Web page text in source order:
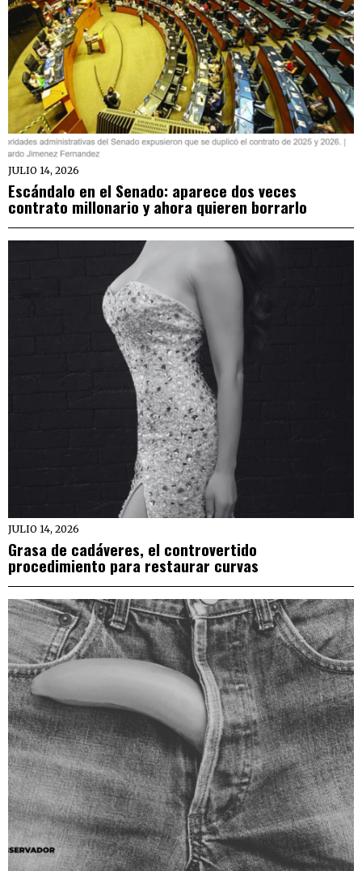
JULIO 14, 2026
Escándalo en el Senado: aparece dos veces
contrato millonario y ahora quieren borrarlo
JULIO 14, 2026
Grasa de cadáveres, el controvertido
procedimiento para restaurar curvas